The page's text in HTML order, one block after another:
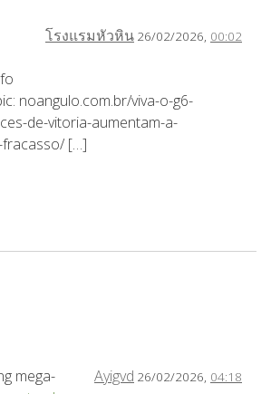
โรงแรมหัวหิน 26/02/2026, 00:02
noangulo.com.br/viva-o-g6-
de-vitoria-aumentam-a-
fracasso/ […]
Ayigvd 26/02/2026, 04:18
mega-